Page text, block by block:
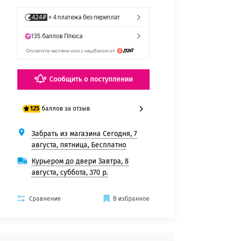
Сообщить о поступлении
125 баллов за отзыв
100 баллов
125 баллов
Забрать из магазина Сегодня, 7
августа, пятница, Бесплатно
Курьером до двери Завтра, 8
августа, суббота, 370 р.
Сравнение В избранное